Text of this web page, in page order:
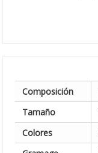
Composición
Tamaño
Colores